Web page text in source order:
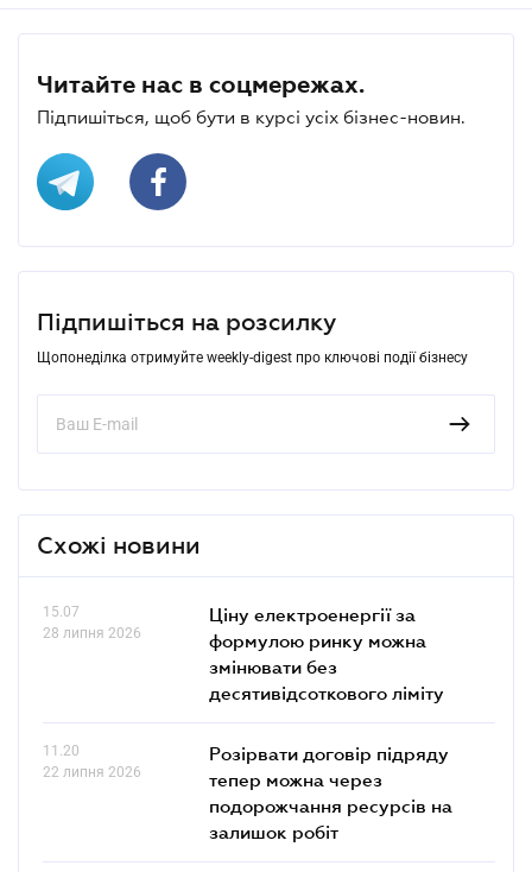
Читайте нас в соцмережах.
Підпишіться, щоб бути в курсі усіх бізнес-новин.
Підпишіться на розсилку
Щопонеділка отримуйте weekly-digest про ключові події бізнесу
Схожі новини
15.07
28 липня 2026
Ціну електроенергії за
формулою ринку можна
змінювати без
десятивідсоткового ліміту
11.20
22 липня 2026
Розірвати договір підряду
тепер можна через
подорожчання ресурсів на
залишок робіт